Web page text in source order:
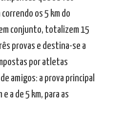
os 5 km do
conjunto, totalizem 15
provas e destina-se a
por atletas
amigos: a prova principal
e a de 5 km, para as